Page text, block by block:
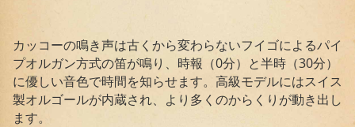
カッコーの鳴き声は古くから変わらないフイゴによるパイ
プオルガン方式の笛が鳴り、時報（0分）と半時（30分）
に優しい音色で時間を知らせます。高級モデルにはスイス
製オルゴールが内蔵され、より多くのからくりが動き出し
ます。